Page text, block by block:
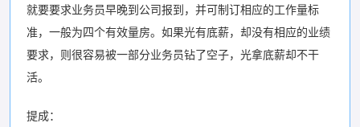
就要要求业务员早晚到公司报到，并可制订相应的工作量标
准，一般为四个有效量房。如果光有底薪，却没有相应的业绩
要求，则很容易被一部分业务员钻了空子，光拿底薪却不干
活。
提成：